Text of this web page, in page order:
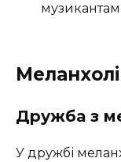
Дружба з
У дружбі